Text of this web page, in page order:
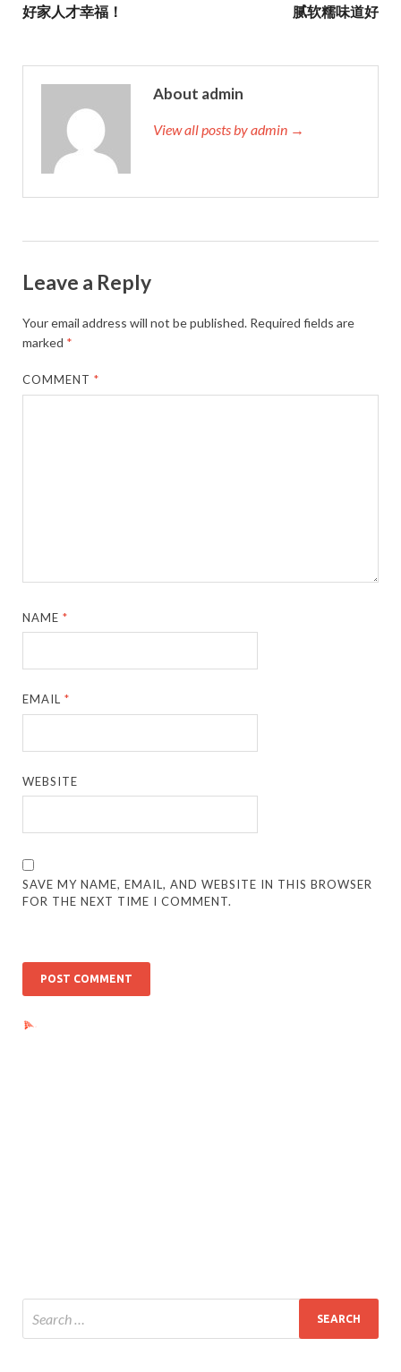
好家人才幸福！ 腻软糯味道好
About admin
View all posts by admin →
Leave a Reply
Your email address will not be published. Required fields are
marked *
COMMENT*
NAME*
EMAIL*
WEBSITE
SAVE MY NAME, EMAIL, AND WEBSITE IN THIS BROWSER
FOR THE NEXT TIME I COMMENT.